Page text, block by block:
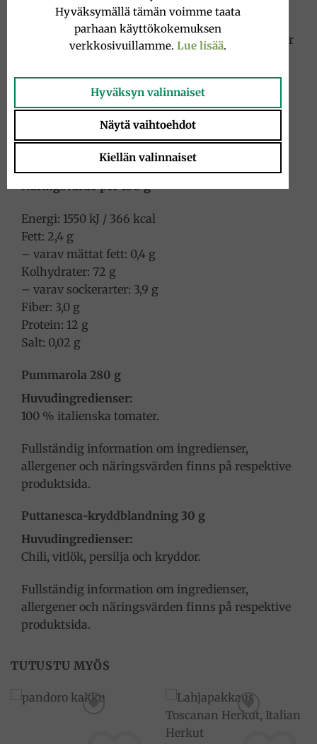
och servera med pastan.
För en ännu mer autentisk smak kan svarta oliver
Information om livsmedlen i förpackningen
Penne Rigate 400 g
Ingredienser:
Durumvetesemolina, vatten.
Näringsvärde per 100 g
Energi: 1550 kJ / 366 kcal
Fett: 2,4 g
– varav mättat fett: 0,4 g
Kolhydrater: 72 g
– varav sockerarter: 3,9 g
Fiber: 3,0 g
Protein: 12 g
Salt: 0,02 g
Pummarola 280 g
Huvudingredienser:
100 % italienska tomater.
Fullständig information om ingredienser,
allergener och näringsvärden finns på respektive
produktsida.
Puttanesca-kryddblandning 30 g
Huvudingredienser:
Chili, vitlök, persilja och kryddor.
Fullständig information om ingredienser,
allergener och näringsvärden finns på respektive
produktsida.
TUTUSTU MYÖS
Hyväksymällä tämän voimme taata
parhaan käyttökokemuksen
verkkosivuillamme. Lue lisää.
Hyväksyn valinnaiset
Näytä vaihtoehdot
Kiellän valinnaiset